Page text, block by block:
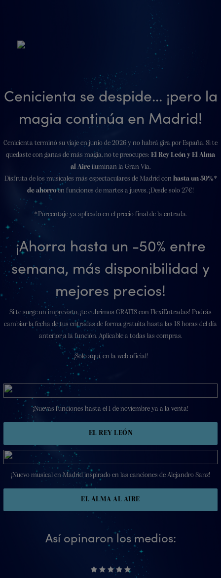
Cenicienta se despide... ¡pero la
magia continúa en Madrid!
Cenicienta terminó su viaje en junio de 2026 y no habrá gira por España. Si te
quedaste con ganas de más magia, no te preocupes: El Rey León y El Alma
al Aire iluminan la Gran Vía.
Disfruta de los musicales más espectaculares de Madrid con hasta un 50%*
de ahorroen funciones de martes a jueves. ¡Desde solo 27€!
*Porcentaje ya aplicado en el precio final de la entrada.
¡Ahorra hasta un -50% entre
semana, más disponibilidad y
mejores precios!
Si te surge un imprevisto, ¡te cubrimos GRATIS con FlexiEntradas! Podrás
cambiar la fecha de tus entradas de forma gratuita hasta las 18 horas del día
anterior a la función. Aplicable a todas las compras.
¡Solo aquí, en la web oficial!
¡Nuevas funciones hasta el 1 de noviembre ya a la venta!
EL REY LEÓN
¡Nuevo musical en Madrid inspirado en las canciones de Alejandro Sanz!
EL ALMA AL AIRE
Así opinaron los medios: